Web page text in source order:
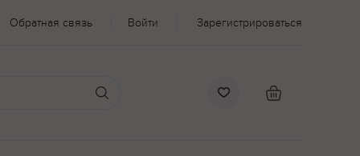
Обратная связь Войти Зарегистрироваться